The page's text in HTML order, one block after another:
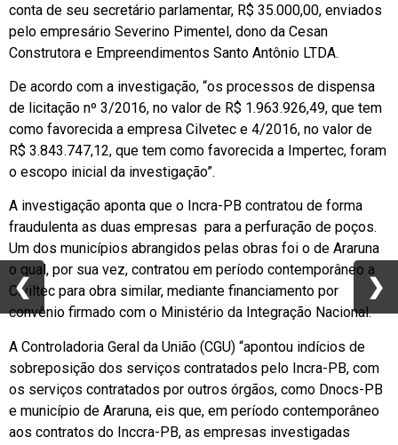
conta de seu secretário parlamentar, R$ 35.000,00, enviados
pelo empresário Severino Pimentel, dono da Cesan
Construtora e Empreendimentos Santo Antônio LTDA.
De acordo com a investigação, “os processos de dispensa
de licitação nº 3/2016, no valor de R$ 1.963.926,49, que tem
como favorecida a empresa Cilvetec e 4/2016, no valor de
R$ 3.843.747,12, que tem como favorecida a Impertec, foram
o escopo inicial da investigação”.
A investigação aponta que o Incra-PB contratou de forma
fraudulenta as duas empresas para a perfuração de poços.
Um dos municípios abrangidos pelas obras foi o de Araruna
o qual, por sua vez, contratou em período contemporâneo a
Civiltec para obra similar, mediante financiamento por
convênio firmado com o Ministério da Integração Nacional.
A Controladoria Geral da União (CGU) “apontou indícios de
sobreposição dos serviços contratados pelo Incra-PB, com
os serviços contratados por outros órgãos, como Dnocs-PB
e município de Araruna, eis que, em período contemporâneo
aos contratos do Inccra-PB, as empresas investigadas
❮ ❯
❮ ❯